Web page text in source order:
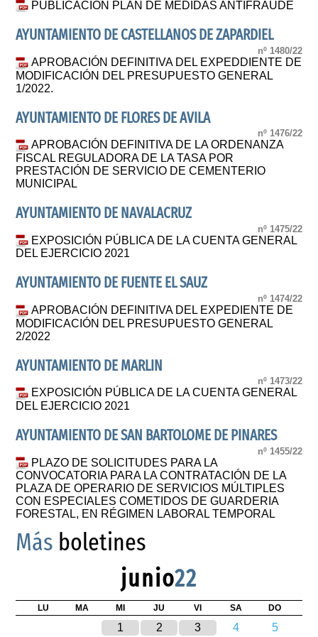
PUBLICACION PLAN DE MEDIDAS ANTIFRAUDE
AYUNTAMIENTO DE CASTELLANOS DE ZAPARDIEL
nº 1480/22
APROBACIÓN DEFINITIVA DEL EXPEDDIENTE DE
MODIFICACIÓN DEL PRESUPUESTO GENERAL
1/2022.
AYUNTAMIENTO DE FLORES DE AVILA
nº 1476/22
APROBACIÓN DEFINITIVA DE LA ORDENANZA
FISCAL REGULADORA DE LA TASA POR
PRESTACIÓN DE SERVICIO DE CEMENTERIO
MUNICIPAL
AYUNTAMIENTO DE NAVALACRUZ
nº 1475/22
EXPOSICIÓN PÚBLICA DE LA CUENTA GENERAL
DEL EJERCICIO 2021
AYUNTAMIENTO DE FUENTE EL SAUZ
nº 1474/22
APROBACIÓN DEFINITIVA DEL EXPEDIENTE DE
MODIFICACIÓN DEL PRESUPUESTO GENERAL
2/2022
AYUNTAMIENTO DE MARLIN
nº 1473/22
EXPOSICIÓN PÚBLICA DE LA CUENTA GENERAL
DEL EJERCICIO 2021
AYUNTAMIENTO DE SAN BARTOLOME DE PINARES
nº 1455/22
PLAZO DE SOLICITUDES PARA LA
CONVOCATORIA PARA LA CONTRATACIÓN DE LA
PLAZA DE OPERARIO DE SERVICIOS MÚLTIPLES
CON ESPECIALES COMETIDOS DE GUARDERIA
FORESTAL, EN RÉGIMEN LABORAL TEMPORAL
Más boletines
junio22
LU MA MI JU VI SA DO
1 2 3 4
5